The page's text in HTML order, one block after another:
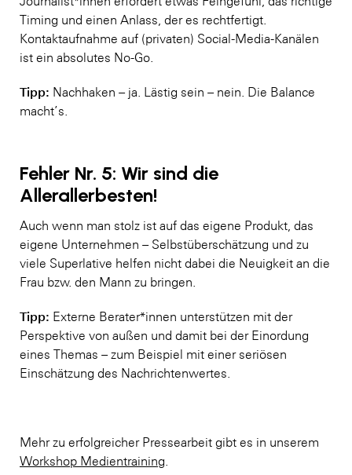
Timing und einen Anlass, der es rechtfertigt.
Kontaktaufnahme auf (privaten) Social-Media-Kanälen
ist ein absolutes No-Go.
Tipp: Nachhaken – ja. Lästig sein – nein. Die Balance
macht’s.
Fehler Nr. 5: Wir sind die
Allerallerbesten!
Auch wenn man stolz ist auf das eigene Produkt, das
eigene Unternehmen – Selbstüberschätzung und zu
viele Superlative helfen nicht dabei die Neuigkeit an die
Frau bzw. den Mann zu bringen.
Tipp: Externe Berater*innen unterstützen mit der
Perspektive von außen und damit bei der Einordung
eines Themas – zum Beispiel mit einer seriösen
Einschätzung des Nachrichtenwertes.
Mehr zu erfolgreicher Pressearbeit gibt es in unserem
Workshop Medientraining